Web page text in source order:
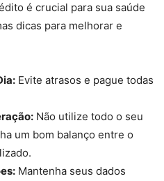
é crucial para sua saúde
dicas para melhorar e
Evite atrasos e pague todas
Não utilize todo o seu
um bom balanço entre o
Mantenha seus dados